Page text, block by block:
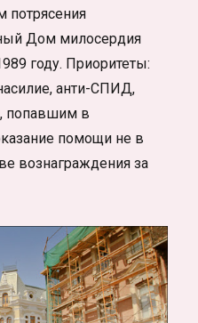
потрясения
Дом милосердия
году. Приоритеты:
анти-СПИД,
попавшим в
помощи не в
вознаграждения за